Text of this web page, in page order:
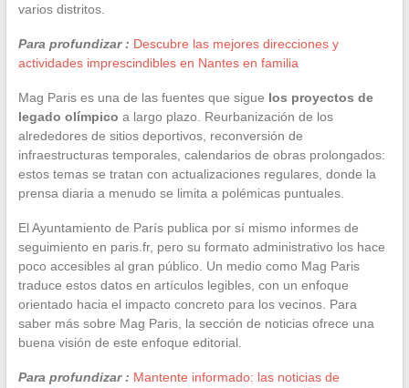
varios distritos.
Para profundizar : Descubre las mejores direcciones y
actividades imprescindibles en Nantes en familia
Mag Paris es una de las fuentes que sigue los proyectos de
legado olímpico a largo plazo. Reurbanización de los
alrededores de sitios deportivos, reconversión de
infraestructuras temporales, calendarios de obras prolongados:
estos temas se tratan con actualizaciones regulares, donde la
prensa diaria a menudo se limita a polémicas puntuales.
El Ayuntamiento de París publica por sí mismo informes de
seguimiento en paris.fr, pero su formato administrativo los hace
poco accesibles al gran público. Un medio como Mag Paris
traduce estos datos en artículos legibles, con un enfoque
orientado hacia el impacto concreto para los vecinos. Para
saber más sobre Mag Paris, la sección de noticias ofrece una
buena visión de este enfoque editorial.
Para profundizar : Mantente informado: las noticias de